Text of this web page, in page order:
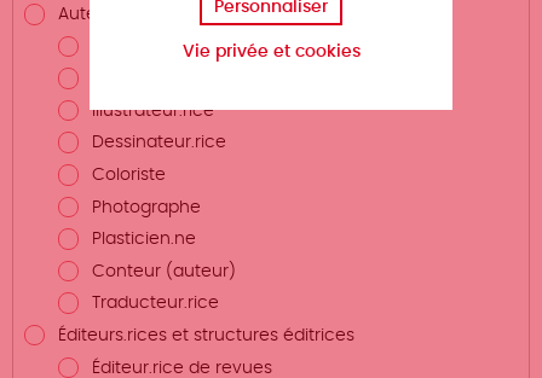
Auteurs.rices et métiers de la création
Illustrateur.rice
Dessinateur.rice
Coloriste
Photographe
Plasticien.ne
Conteur (auteur)
Traducteur.rice
Éditeurs.rices et structures éditrices
Éditeur.rice de revues
Personnaliser
Vie privée et cookies